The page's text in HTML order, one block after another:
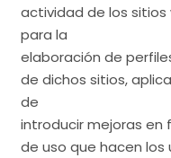
actividad de los
para la
elaboración de
de dichos sitios,
de
introducir mejoras en
de uso que hacen los